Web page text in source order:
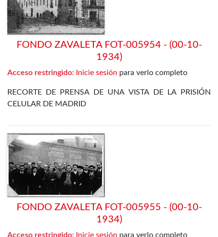
FONDO ZAVALETA FOT-005954 - (00-10-
1934)
Acceso restringido: Inicie sesión para verlo completo
RECORTE DE PRENSA DE UNA VISTA DE LA PRISIÓN
CELULAR DE MADRID
FONDO ZAVALETA FOT-005955 - (00-10-
1934)
Acceso restringido: Inicie sesión para verlo completo